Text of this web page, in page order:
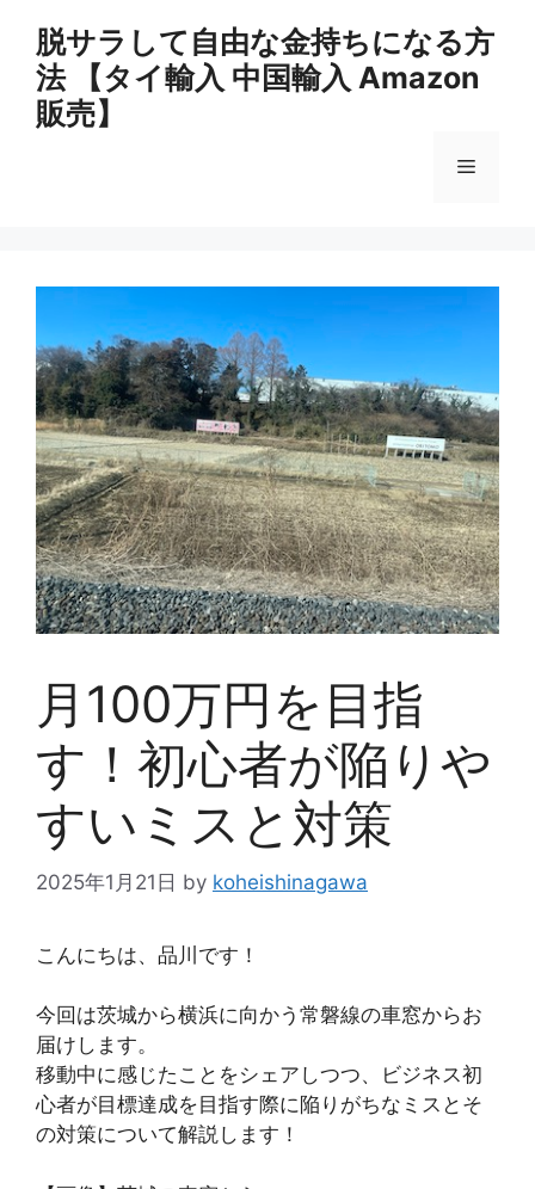
脱サラして自由な金持ちになる方
法 【タイ輸入 中国輸入 Amazon
販売】
メ
月100万円を目指
す！初心者が陥りや
すいミスと対策
2025年1月21日 by koheishinagawa
こんにちは、品川です！
今回は茨城から横浜に向かう常磐線の車窓からお
届けします。
移動中に感じたことをシェアしつつ、ビジネス初
心者が目標達成を目指す際に陥りがちなミスとそ
の対策について解説します！